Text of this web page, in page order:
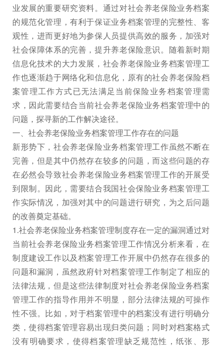
业发展的重要研究资料。通过对社会养老保险业务档案
的规范化管理，有利于保证业务档案管理的完整性、客
观性，进而更好地为参保人员提供高效的服务，加强对
社会保障体系的完善，提升养老保险意识。随着新时期
信息化技术的大力发展，社会养老保险业务档案管理工
作也逐渐趋于网络化和信息化，原有的社会养老保险档
案管理工作方式已无法满足当前保险业务档案管理需
求，因此需要结合当前社会养老保险业务档案管理中的
问题，探寻新的工作解决途径。
一、社会养老保险业务档案管理工作存在的问题
新形势下，社会养老保险业务档案管理工作虽然不断在
完善，但是其中仍然存在较多的问题，而这些问题的存
在必然会导致社会养老保险业务档案管理工作的开展受
到限制。因此，需要结合我国社会保险业务档案管理工
作实际情况，加强对其中的问题进行研究，为之后问题
的改善奠定基础。
1.社会养老保险业务档案管理制度存在一定的漏洞通过对
当前社会养老保险业务档案管理工作情况分析来看，在
制度建设工作以及档案管理工作开展中仍然存在很多的
问题和漏洞，虽然政府针对档案管理工作制定了相应的
法律法规，但是这些法律制度对社会养老保险业务档案
管理工作的指导作用并不明显，部分法律法规的可操作
性不强。比如，对于档案管理中的档案没有进行明确分
类，使得档案管理容易出现归类问题；同时对档案格式
没有明确要求，使得档案管理缺乏规范性，纸张、形